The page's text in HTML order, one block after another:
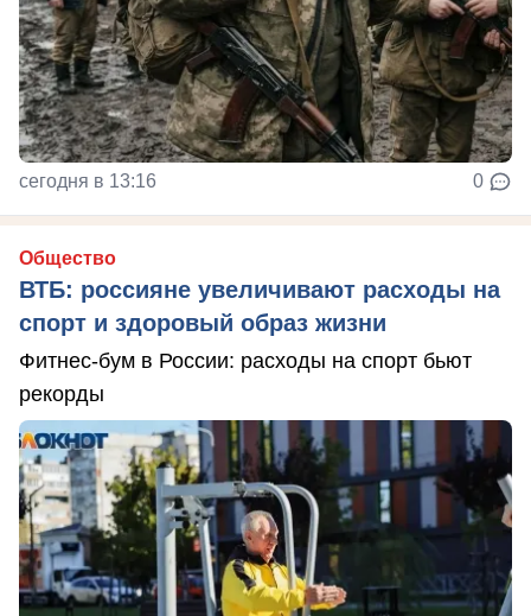
сегодня в 13:16 0
Общество
ВТБ: россияне увеличивают расходы на
спорт и здоровый образ жизни
Фитнес-бум в России: расходы на спорт бьют
рекорды